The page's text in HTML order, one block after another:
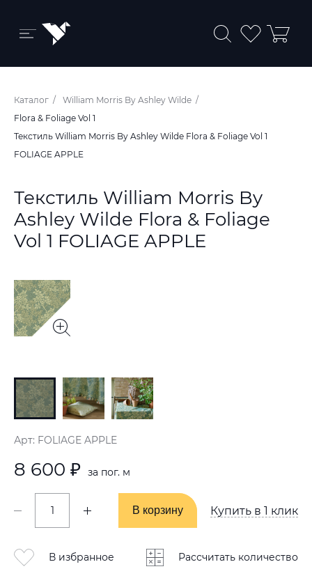
Бренды и коллекции
Ковры
Краски
Пледы
Ткани
Каталог
William Morris By Ashley Wilde
Flora & Foliage Vol 1
Текстиль William Morris By Ashley Wilde Flora & Foliage Vol 1
FOLIAGE APPLE
Текстиль William Morris By
Ashley Wilde Flora & Foliage
Vol 1 FOLIAGE APPLE
Арт: FOLIAGE APPLE
8 600 ₽ за пог. м
В корзину
В корзину Купить в 1 клик
В избранное Рассчитать количество